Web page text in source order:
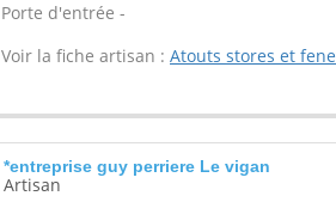
Porte d'entrée -
Voir la fiche artisan : Atouts stores et
*entreprise guy perriere Le vigan
Artisan